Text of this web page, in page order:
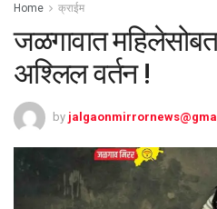
Home क्राईम
जळगावात
अश्लिल वर्तन !
by